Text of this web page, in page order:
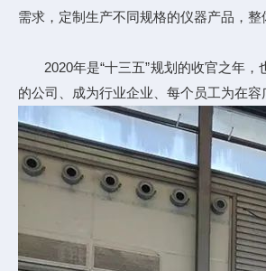
需求，定制生产不同规格的仪器产品，
2020年是“十三五”规划的收官之年，
的公司、成为行业企业、每个员工为在